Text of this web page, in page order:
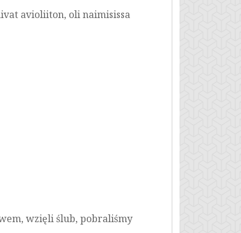
avioliiton, oli naimisissa
wzięli ślub, pobraliśmy